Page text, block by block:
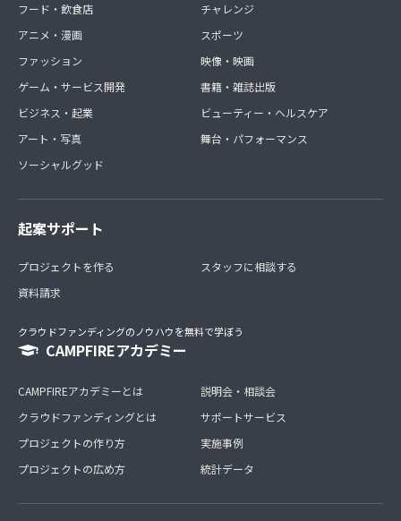
フード・飲食店
アニメ・漫画
ファッション
ゲーム・サービス開発
ビジネス・起業
アート・写真
ソーシャルグッド
チャレンジ
スポーツ
映像・映画
書籍・雑誌出版
ビューティー・ヘルスケア
舞台・パフォーマンス
起案サポート
プロジェクトを作る
資料請求
スタッフに相談する
クラウドファンディングのノウハウを無料で学ぼう
CAMPFIREアカデミー
CAMPFIREアカデミーとは
クラウドファンディングとは
プロジェクトの作り方
プロジェクトの広め方
説明会・相談会
サポートサービス
実施事例
統計データ